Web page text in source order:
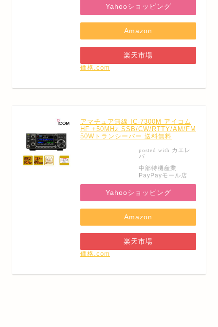
Yahooショッピング
Amazon
楽天市場
価格.com
アマチュア無線 IC-7300M アイコム
HF +50MHz SSB/CW/RTTY/AM/FM
50Wトランシーバー 送料無料
posted with カエレ
バ
中部特機産業
PayPayモール店
Yahooショッピング
Amazon
楽天市場
価格.com